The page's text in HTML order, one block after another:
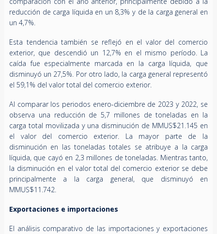
reducción de carga líquida en un 8,3% y de la carga general en
un 4,7%.
Esta tendencia también se reflejó en el valor del comercio
exterior, que descendió un 12,7% en el mismo período. La
caída fue especialmente marcada en la carga líquida, que
disminuyó un 27,5%. Por otro lado, la carga general representó
el 59,1% del valor total del comercio exterior.
Al comparar los periodos enero-diciembre de 2023 y 2022, se
observa una reducción de 5,7 millones de toneladas en la
carga total movilizada y una disminución de MMUS$21.145 en
el valor del comercio exterior. La mayor parte de la
disminución en las toneladas totales se atribuye a la carga
líquida, que cayó en 2,3 millones de toneladas. Mientras tanto,
la disminución en el valor total del comercio exterior se debe
principalmente a la carga general, que disminuyó en
MMUS$11.742.
Exportaciones e importaciones
El análisis comparativo de las importaciones y exportaciones